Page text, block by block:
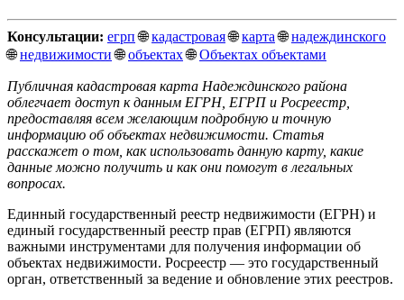
Консультации: егрп🌐кадастровая🌐карта🌐надеждинского
🌐недвижимости🌐объектах🌐Объектах объектами
Публичная кадастровая карта Надеждинского района
облегчает доступ к данным ЕГРН, ЕГРП и Росреестр,
предоставляя всем желающим подробную и точную
информацию об объектах недвижимости. Статья
расскажет о том, как использовать данную карту, какие
данные можно получить и как они помогут в легальных
вопросах.
Единный государственный реестр недвижимости (ЕГРН) и
единый государственный реестр прав (ЕГРП) являются
важными инструментами для получения информации об
объектах недвижимости. Росреестр — это государственный
орган, ответственный за ведение и обновление этих реестров.